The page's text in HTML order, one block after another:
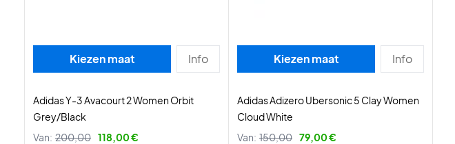
Kiezen maat Info
Adidas Y-3 Avacourt 2 Women Orbit
Grey/Black
Van: 200,00 118,00 €
Kiezen maat Info
Adidas Adizero Ubersonic 5 Clay Women
Cloud White
Van: 150,00 79,00 €